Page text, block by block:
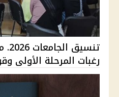
رغبات المرحلة الأولى